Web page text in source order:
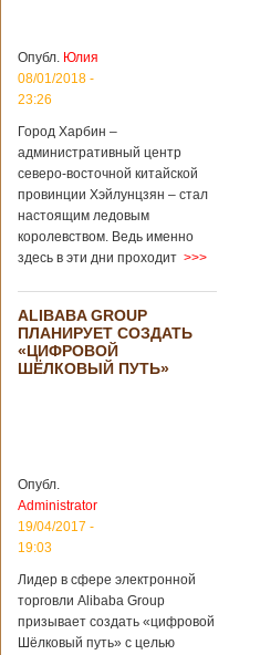
04/02/2020 - 15:45
Третий год
подряд Китай
становится
крупным
торговым
партнером
Германии
Как
свидетельствуют
данные, которые
Федеральным
статистическим
ведомством
Германии, в 2018
уже третий год
подряд. Объем
торговли между
Германией и
199,3 миллиарда
евро. Как
свидетельствуют
опубликованные
Опубл. Юлия
08/01/2018 -
23:26
Город Харбин –
административный центр
северо-восточной китайской
провинции Хэйлунцзян – стал
настоящим ледовым
королевством. Ведь именно
здесь в эти дни проходит >>>
ALIBABA GROUP
ПЛАНИРУЕТ СОЗДАТЬ
«ЦИФРОВОЙ
ШЁЛКОВЫЙ ПУТЬ»
Опубл.
Administrator
19/04/2017 -
19:03
Лидер в сфере электронной
торговли Alibaba Group
призывает создать «цифровой
Шёлковый путь» с целью